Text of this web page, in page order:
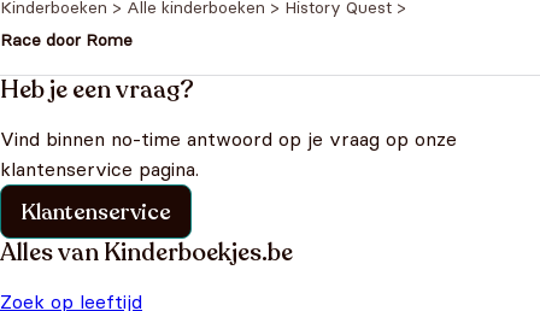
Kinderboeken > Alle kinderboeken > History Quest >
Race door Rome
Heb je een vraag?
Vind binnen no-time antwoord op je vraag op onze
klantenservice pagina.
Klantenservice
Alles van Kinderboekjes.be
Zoek op leeftijd